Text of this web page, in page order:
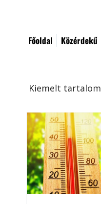
Főoldal Közérdekű
Kiemelt tartalom